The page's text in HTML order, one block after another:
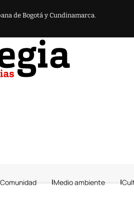
de Bogotá y Cundinamarca.
Comunidad Medio ambiente